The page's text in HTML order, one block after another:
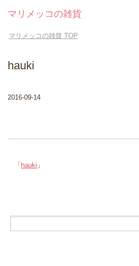
マリメッコの雑貨
マリメッコの雑貨TOP
hauki
2016-09-14
「 hauki 」